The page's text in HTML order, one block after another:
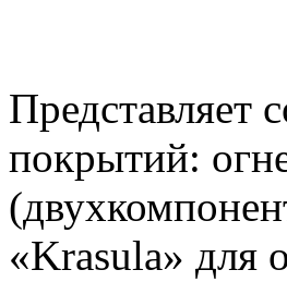
Представляет
покрытий:
«Krasula» для